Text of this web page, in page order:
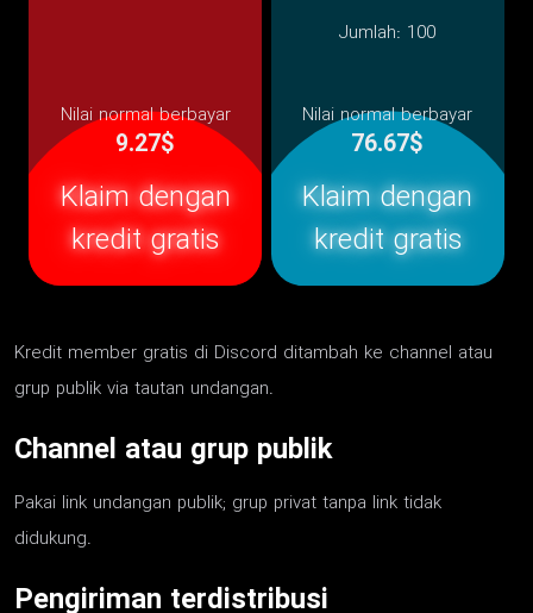
Nilai normal berbayar
9.27$
Klaim dengan
kredit gratis
Jumlah: 100
Nilai normal berbayar
76.67$
Klaim dengan
kredit gratis
Kredit member gratis di Discord ditambah ke channel atau
grup publik via tautan undangan.
Channel atau grup publik
Pakai link undangan publik; grup privat tanpa link tidak
didukung.
Pengiriman terdistribusi